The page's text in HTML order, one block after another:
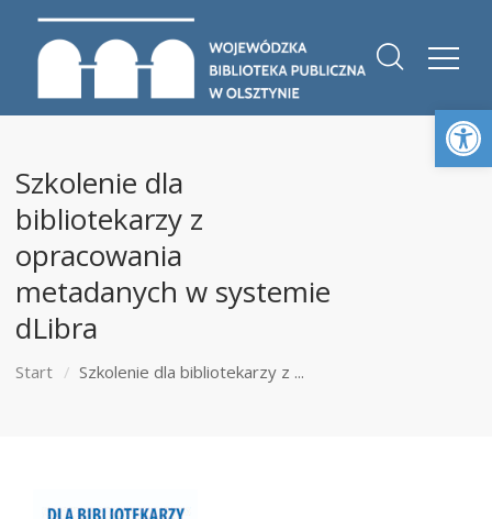
Szkolenie dla
bibliotekarzy z
opracowania
metadanych w systemie
dLibra
Start Szkolenie dla bibliotekarzy z ...